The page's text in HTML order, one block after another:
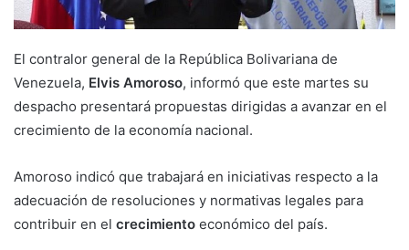
El contralor general de la República Bolivariana de
Venezuela, Elvis Amoroso, informó que este martes su
despacho presentará propuestas dirigidas a avanzar en el
crecimiento de la economía nacional.
Amoroso indicó que trabajará en iniciativas respecto a la
adecuación de resoluciones y normativas legales para
contribuir en el crecimiento económico del país.